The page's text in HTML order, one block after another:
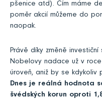
pšenice atd). Čím máme
poměr akcií můžeme do
naopak.
Právě díky změně
Nobelovy nadace už v
úroveň, aniž by se kdykoliv
Dnes je reálná hodnota
švédských korun oproti